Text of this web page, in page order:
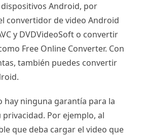
Android, por
convertidor de video Android
y DVDVideoSoft o convertir
Free Online Converter. Con
también puedes convertir
hay ninguna garantía para la
Por ejemplo, al
que deba cargar el video que